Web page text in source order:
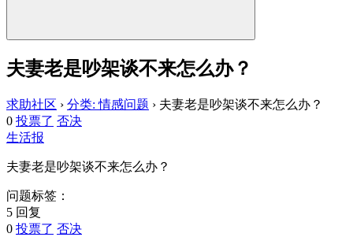
夫妻老是吵架谈不来怎么办？
求助社区 › 分类: 情感问题 › 夫妻老是吵架谈不来怎么办？
0 投票了 否决
生活报
夫妻老是吵架谈不来怎么办？
问题标签：
5 回复
0 投票了 否决